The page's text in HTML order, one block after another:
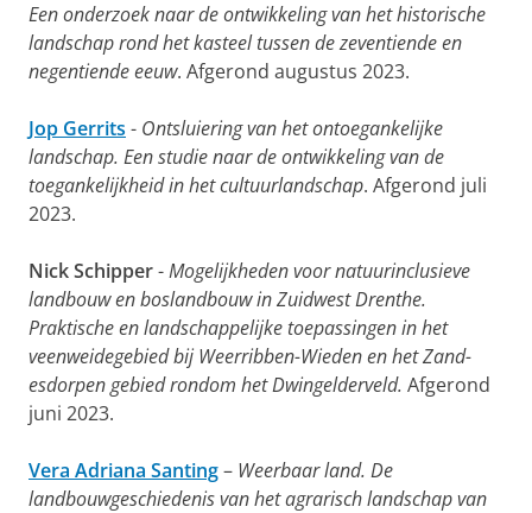
Een onderzoek naar de ontwikkeling van het historische
landschap rond het kasteel tussen de zeventiende en
negentiende eeuw. Afgerond augustus 2023.
Jop Gerrits - Ontsluiering van het ontoegankelijke
landschap. Een studie naar de ontwikkeling van de
toegankelijkheid in het cultuurlandschap. Afgerond juli
2023.
Nick Schipper-Mogelijkheden voor natuurinclusieve
landbouw en boslandbouw in Zuidwest Drenthe.
Praktische en landschappelijke toepassingen in het
veenweidegebied bij Weerribben-Wieden en het Zand-
esdorpen gebied rondom het Dwingelderveld. Afgerond
juni 2023.
Vera Adriana Santing– Weerbaar land. De
landbouwgeschiedenis van het agrarisch landschap van